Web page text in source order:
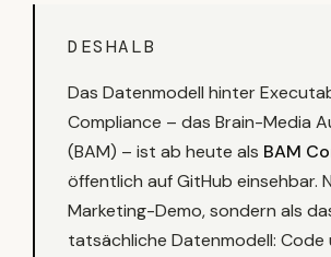
DESHALB
Das Datenmodell hinter
Compliance – das Brain-Media
(BAM) – ist ab heute als BAM
öffentlich auf GitHub einsehbar.
Marketing-Demo, sondern als
tatsächliche Datenmodell: Code